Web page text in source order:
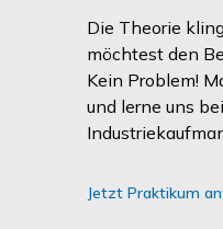
Die Theorie
möchtest den
Kein Problem!
und lerne uns
Jetzt Praktikum